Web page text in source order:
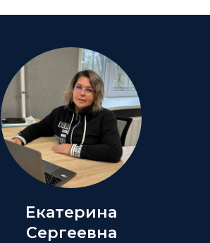
Екатерина
Сергеевна